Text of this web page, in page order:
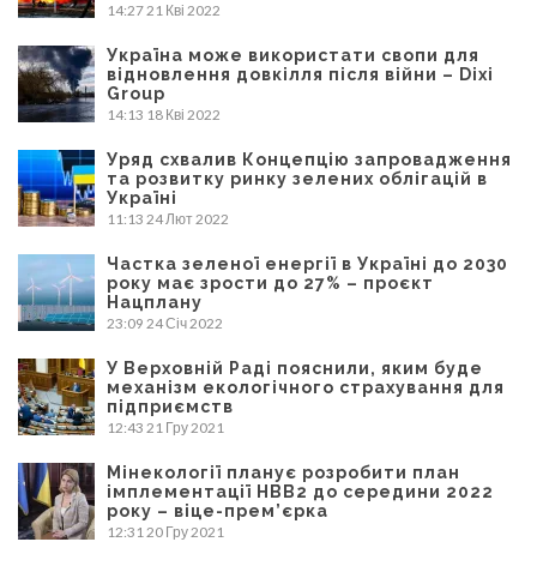
14:2721 Кві 2022
Україна може використати свопи для
відновлення довкілля після війни – Dixi
Group
14:13 18 Кві 2022
Уряд схвалив Концепцію запровадження
та розвитку ринку зелених облігацій в
Україні
11:13 24 Лют 2022
Частка зеленої енергії в Україні до 2030
року має зрости до 27% – проєкт
Нацплану
23:09 24 Січ 2022
У Верховній Раді пояснили, яким буде
механізм екологічного страхування для
підприємств
12:43 21 Гру 2021
Мінекології планує розробити план
імплементації НВВ2 до середини 2022
року – віце-прем’єрка
12:3120 Гру 2021